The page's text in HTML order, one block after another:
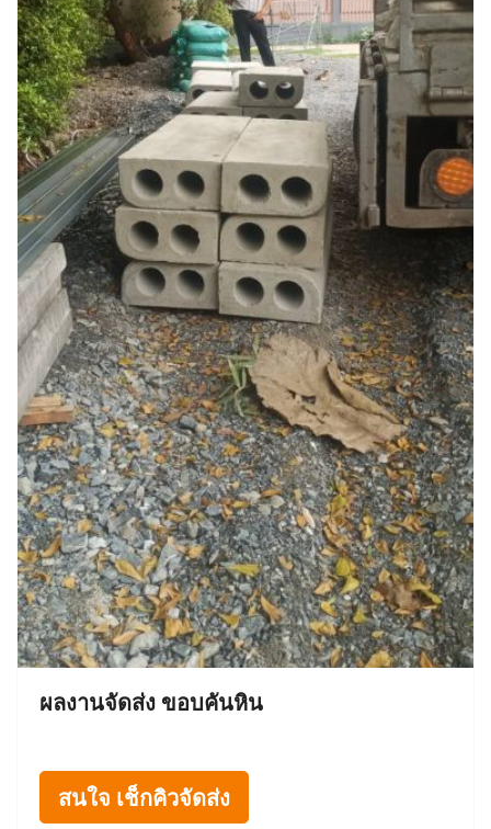
ผลงานจัดส่ง ขอบคันหิน
สนใจ เช็กคิวจัดส่ง